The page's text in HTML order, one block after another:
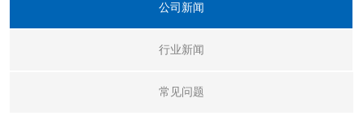
公司新闻
行业新闻
常见问题